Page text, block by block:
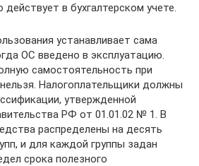
в бухгалтерском учете.
устанавливает сама
ОС введено в эксплуатацию.
самостоятельность при
Налогоплательщики должны
утвержденной
РФ от 01.01.02 № 1. В
распределены на десять
и для каждой группы задан
срока полезного